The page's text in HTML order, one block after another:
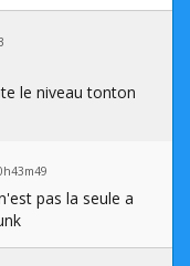
le niveau tonton
pas la seule a